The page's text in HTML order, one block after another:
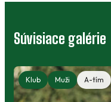
Súvisiace galérie
Klub Muži A-tím